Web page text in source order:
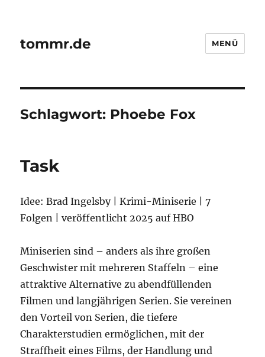
tommr.de MENÜ
Schlagwort: Phoebe Fox
Task
Idee: Brad Ingelsby | Krimi-Miniserie | 7
Folgen | veröffentlicht 2025 auf HBO
Miniserien sind – anders als ihre großen
Geschwister mit mehreren Staffeln – eine
attraktive Alternative zu abendfüllenden
Filmen und langjährigen Serien. Sie vereinen
den Vorteil von Serien, die tiefere
Charakterstudien ermöglichen, mit der
Straffheit eines Films, der Handlung und